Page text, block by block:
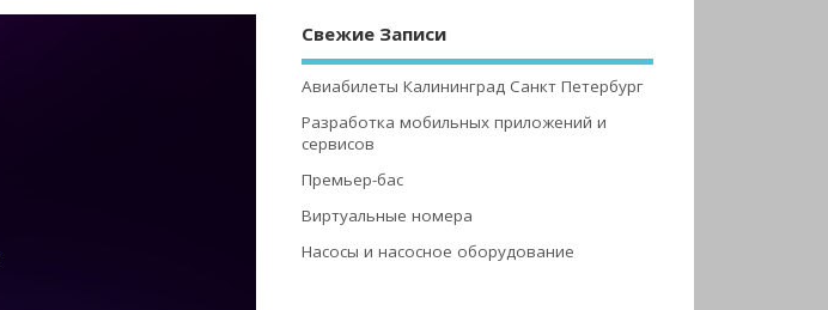
Свежие Записи
Авиабилеты Калининград Санкт Петербург
Разработка мобильных приложений и
сервисов
Премьер-бас
Виртуальные номера
Насосы и насосное оборудование